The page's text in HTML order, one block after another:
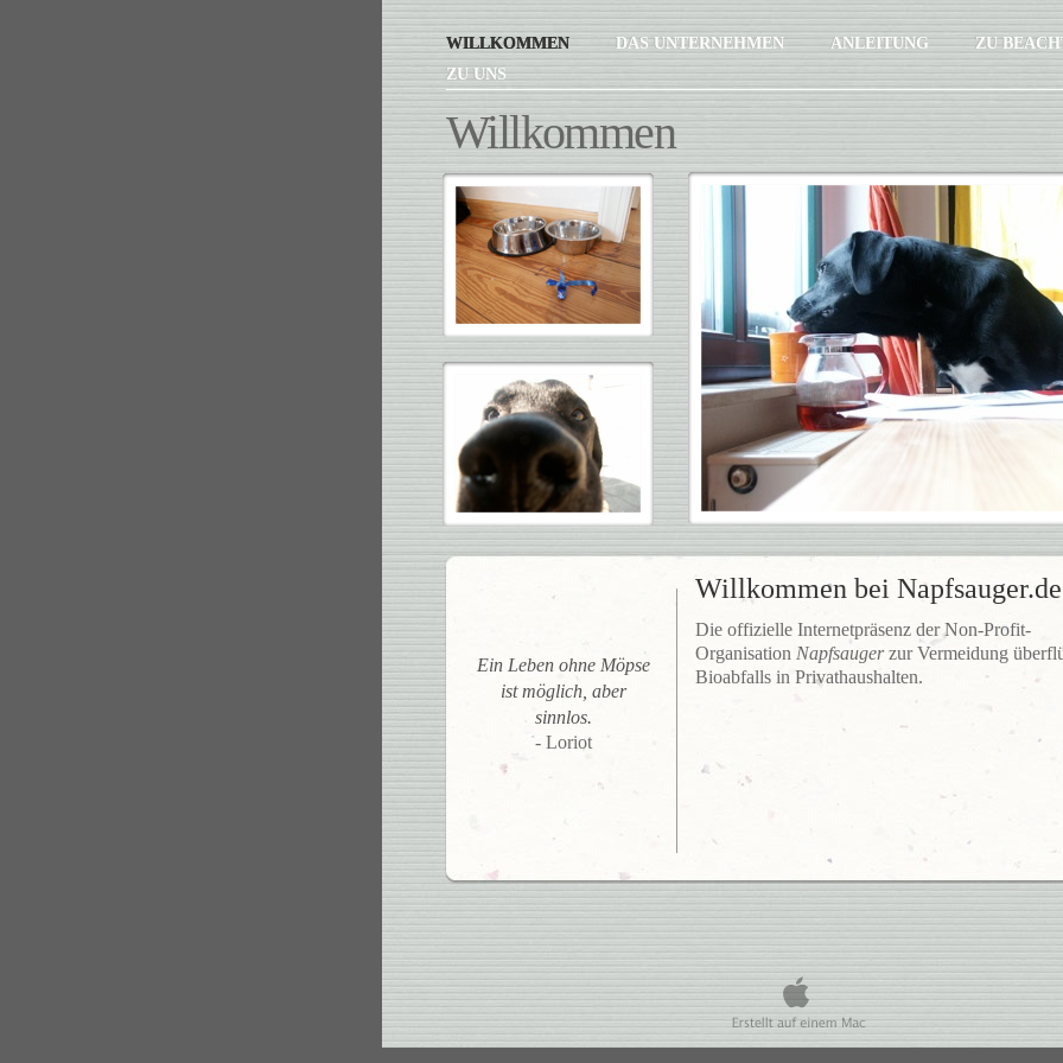
WILLKOMMEN DAS UNTERNEHMEN ANLEITUNG
ZU
ZU UNS
Willkommen
Die offizielle Internetpräsenz der Non-Profit-
Organisation Napfsaugerzur Vermeidung
Bioabfalls in Privathaushalten.
Ein Leben ohne Möpse
ist möglich, aber
sinnlos.
- Loriot
Willkommen bei Napfsauger.de